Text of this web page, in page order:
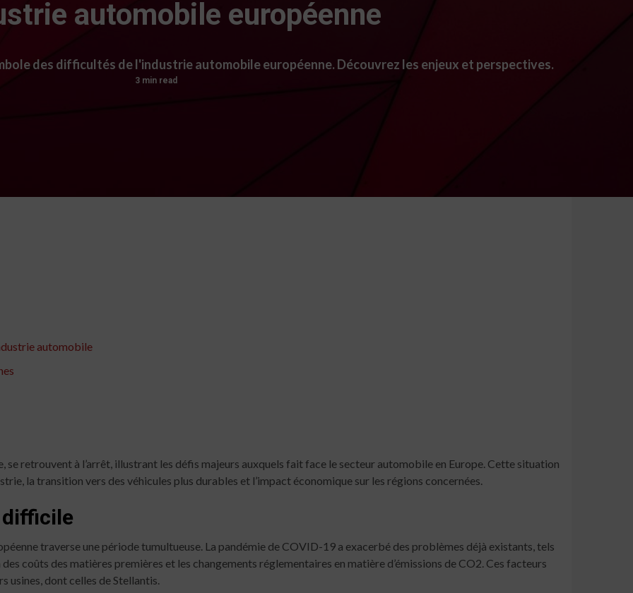
automobile européenne
des difficultés de l'industrie automobile européenne. Découvrez les enjeux et perspectives.
3 min read
automobile
se retrouvent à l’arrêt, illustrant les défis majeurs auxquels fait face le secteur automobile en Europe. Cette situation
la transition vers des véhicules plus durables et l’impact économique sur les régions concernées.
traverse une période tumultueuse. La pandémie de COVID-19 a exacerbé des problèmes déjà existants, tels
coûts des matières premières et les changements réglementaires en matière d’émissions de CO2. Ces facteurs
usines, dont celles de Stellantis.